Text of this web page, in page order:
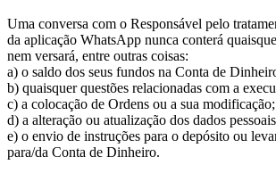
Uma conversa com o Responsável pelo
da aplicação WhatsApp nunca conterá
nem versará, entre outras coisas:
a) o saldo dos seus fundos na Conta de
b) quaisquer questões relacionadas com a
c) a colocação de Ordens ou a sua modificação;
d) a alteração ou atualização dos dados
e) o envio de instruções para o depósito ou
para/da Conta de Dinheiro.